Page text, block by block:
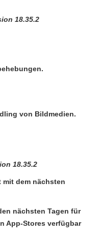
18.35.2
von Bildmedien.
18.35.2
mit dem nächsten
nächsten Tagen für
App-Stores verfügbar